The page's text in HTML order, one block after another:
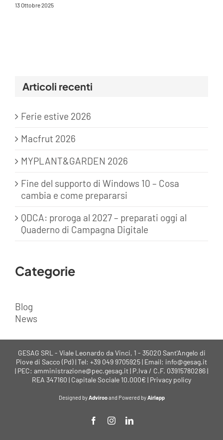
13 Ottobre 2025
Articoli recenti
Ferie estive 2026
Macfrut 2026
MYPLANT&GARDEN 2026
Fine del supporto di Windows 10 – Cosa
cambia e come prepararsi
QDCA: proroga al 2027 – preparati oggi al
Quaderno di Campagna Digitale
Categorie
Blog
News
GESAG SRL - Viale Leonardo da Vinci, 1 - 35020 Sant'Angelo di
Piove di Sacco (Pd) | Tel: +39 049 9705925 | Email: info@gesag.it
| PEC: amministrazione@pec.gesag.it | P.Iva / C.F. 03915780286 |
REA 347160 | Capitale Sociale 10.000€ | Privacy policy
Designed byAdvirooand Powered byAirlapp
FacebookInstagramLinkedIn